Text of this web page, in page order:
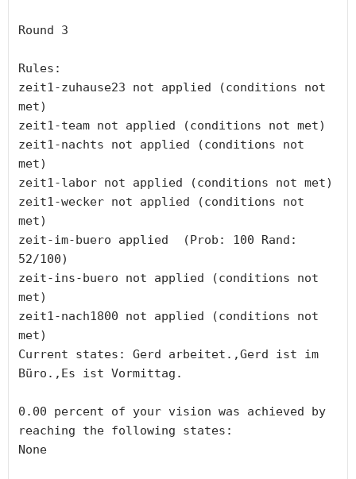
Round 3
Rules:
zeit1-zuhause23 not applied (conditions not
met)
zeit1-team not applied (conditions not met)
zeit1-nachts not applied (conditions not
met)
zeit1-labor not applied (conditions not met)
zeit1-wecker not applied (conditions not
met)
zeit-im-buero applied  (Prob: 100 Rand:
52/100)
zeit-ins-buero not applied (conditions not
met)
zeit1-nach1800 not applied (conditions not
met)
Current states: Gerd arbeitet.,Gerd ist im
Büro.,Es ist Vormittag.
0.00 percent of your vision was achieved by
reaching the following states:
None